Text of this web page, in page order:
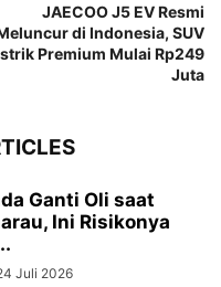
JAECOO J5 EV Resmi
di Indonesia, SUV
Premium Mulai Rp249
Juta
Ganti Oli saat
Ini Risikonya
Juli 2026